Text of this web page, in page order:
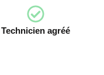
Technicien agréé